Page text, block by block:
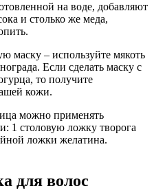
на воде, добавляют
и столько же меда,
маску – используйте мякоть
Если сделать маску с
то получите
кожи.
можно применять
1 столовую ложку творога
ложки желатина.
для волос